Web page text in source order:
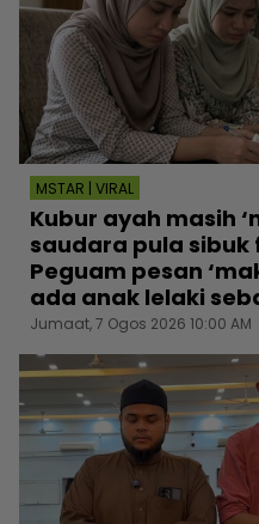
MSTAR | VIRAL
Kubur ayah masih
saudara pula sibuk
Peguam pesan
ada anak lelaki
Jumaat, 7 Ogos 2026 10:00 AM